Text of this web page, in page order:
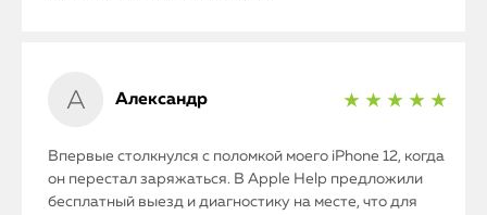
Александр ★ ★ ★ ★ ★
Впервые столкнулся с поломкой моего iPhone 12, когда
он перестал заряжаться. В Apple Help предложили
бесплатный выезд и диагностику на месте, что для